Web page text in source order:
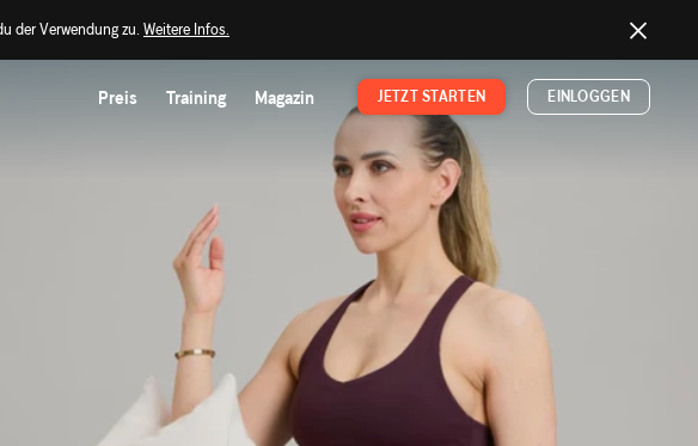
der Verwendung zu. Weitere Infos.
Preis Training Magazin JETZT STARTEN EINLOGGEN